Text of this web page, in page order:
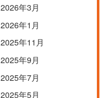
2026年3月
2026年1月
2025年11月
2025年9月
2025年7月
2025年5月